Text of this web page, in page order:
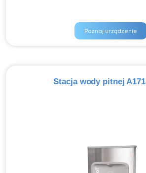
Poznaj urządzenie
Stacja wody pitnej